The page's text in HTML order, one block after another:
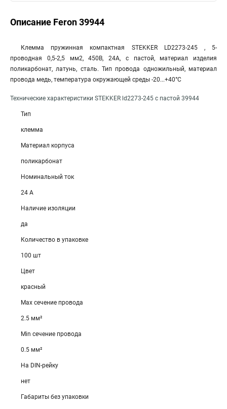
Описание Feron 39944
Клемма пружинная компактная STEKKER LD2273-245 , 5-
проводная 0,5-2,5 мм2, 450В, 24A, с пастой, материал изделия
поликарбонат, латунь, сталь. Тип провода одножильный, материал
провода медь, температура окружающей среды -20...+40°C
Технические характеристики STEKKER ld2273-245 с пастой 39944
Тип
клемма
Материал корпуса
поликарбонат
Номинальный ток
24 А
Наличие изоляции
да
Количество в упаковке
100 шт
Цвет
красный
Max сечение провода
2.5 мм²
Min сечение провода
0.5 мм²
На DIN-рейку
нет
Габариты без упаковки